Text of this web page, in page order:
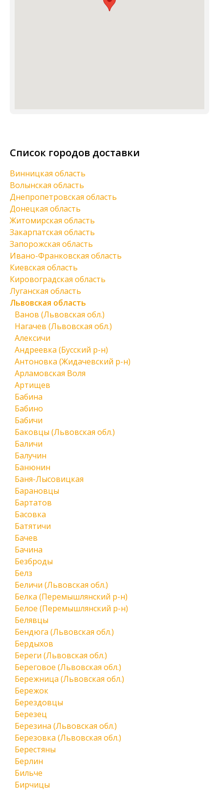
Список городов доставки
Винницкая область
Волынская область
Днепропетровская область
Донецкая область
Житомирская область
Закарпатская область
Запорожская область
Ивано-Франковская область
Киевская область
Кировоградская область
Луганская область
Львовская область
Ванов (Львовская обл.)
Нагачев (Львовская обл.)
Алексичи
Андреевка (Бусский р-н)
Антоновка (Жидачевский р-н)
Арламовская Воля
Артищев
Бабина
Бабино
Бабичи
Баковцы (Львовская обл.)
Баличи
Балучин
Банюнин
Баня-Лысовицкая
Барановцы
Бартатов
Басовка
Батятичи
Бачев
Бачина
Безброды
Белз
Беличи (Львовская обл.)
Белка (Перемышлянский р-н)
Белое (Перемышлянский р-н)
Белявцы
Бендюга (Львовская обл.)
Бердыхов
Береги (Львовская обл.)
Береговое (Львовская обл.)
Бережница (Львовская обл.)
Бережок
Берездовцы
Березец
Березина (Львовская обл.)
Березовка (Львовская обл.)
Берестяны
Берлин
Бильче
Бирчицы